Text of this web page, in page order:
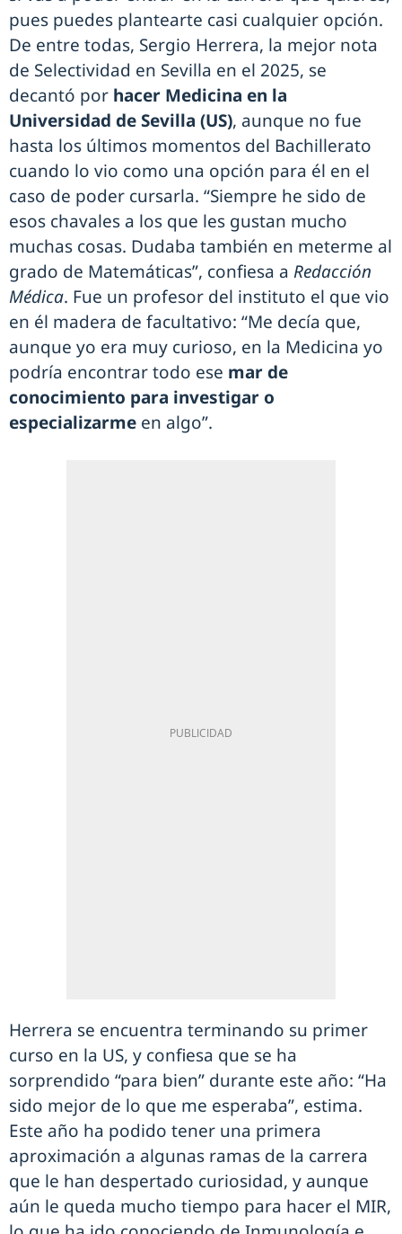
pues puedes plantearte casi cualquier opción.
De entre todas, Sergio Herrera, la mejor nota
de Selectividad en Sevilla en el 2025, se
decantó por hacer Medicina en la
Universidad de Sevilla (US), aunque no fue
hasta los últimos momentos del Bachillerato
cuando lo vio como una opción para él en el
caso de poder cursarla. “Siempre he sido de
esos chavales a los que les gustan mucho
muchas cosas. Dudaba también en meterme al
grado de Matemáticas”, confiesa a Redacción
Médica. Fue un profesor del instituto el que vio
en él madera de facultativo: “Me decía que,
aunque yo era muy curioso, en la Medicina yo
podría encontrar todo ese mar de
conocimiento para investigar o
especializarme en algo”.
Herrera se encuentra terminando su primer
curso en la US, y confiesa que se ha
sorprendido “para bien” durante este año: “Ha
sido mejor de lo que me esperaba”, estima.
Este año ha podido tener una primera
aproximación a algunas ramas de la carrera
que le han despertado curiosidad, y aunque
aún le queda mucho tiempo para hacer el MIR,